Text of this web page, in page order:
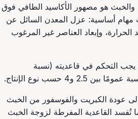
والخبث هو مصهور الأكاسيد الطافي فوق
مهام أساسية: عزل المعدن السائل عن
الحرارة، وإبعاد العناصر غير المرغوب
التحكم في قاعديته (نسبة
إلى عودة الكبريت والفوسفور من الخبث
تُفسد القاعدية المفرطة لزوجة الخبث